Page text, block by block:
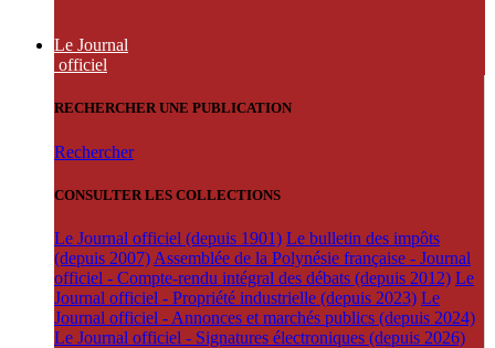
Le Journal
officiel
RECHERCHER UNE PUBLICATION
Rechercher
CONSULTER LES COLLECTIONS
Le Journal officiel (depuis 1901) Le bulletin des impôts
(depuis 2007) Assemblée de la Polynésie française - Journal
officiel - Compte-rendu intégral des débats (depuis 2012) Le
Journal officiel - Propriété industrielle (depuis 2023) Le
Journal officiel - Annonces et marchés publics (depuis 2024)
Le Journal officiel - Signatures électroniques (depuis 2026)